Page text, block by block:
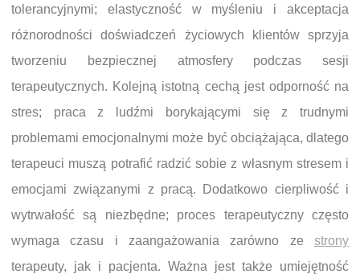
tolerancyjnymi; elastyczność w myśleniu i akceptacja
różnorodności doświadczeń życiowych klientów sprzyja
tworzeniu bezpiecznej atmosfery podczas sesji
terapeutycznych. Kolejną istotną cechą jest odporność na
stres; praca z ludźmi borykającymi się z trudnymi
problemami emocjonalnymi może być obciążająca, dlatego
terapeuci muszą potrafić radzić sobie z własnym stresem i
emocjami związanymi z pracą. Dodatkowo cierpliwość i
wytrwałość są niezbędne; proces terapeutyczny często
wymaga czasu i zaangażowania zarówno ze strony
terapeuty, jak i pacjenta. Ważna jest także umiejętność